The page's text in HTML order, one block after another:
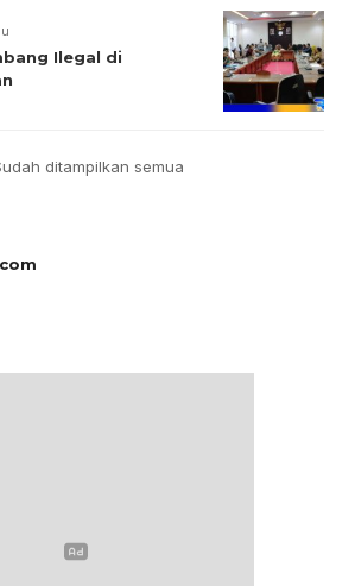
Ilegal di
ditampilkan semua